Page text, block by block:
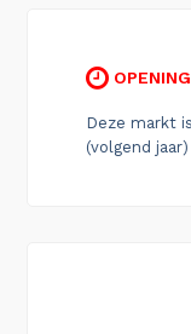
Deze markt
(volgend